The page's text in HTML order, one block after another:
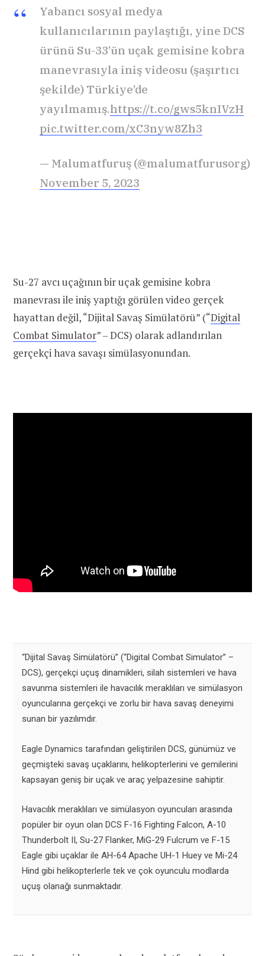
Yabancı sosyal medya
kullanıcılarının paylaştığı, yine DCS
ürünü Su-33’ün uçak gemisine kobra
manevrasıyla iniş videosu (şaşırtıcı
şekilde) Türkiye’de
yayılmamış.https://t.co/gws5knIVzH
pic.twitter.com/xC3nyw8Zh3
— Malumatfuruş (@malumatfurusorg)
November 5, 2023
Su-27 avcı uçağının bir uçak gemisine kobra
manevrası ile iniş yaptığı görülen video gerçek
hayattan değil, “Dijital Savaş Simülatörü” (“Digital
Combat Simulator” – DCS) olarak adlandırılan
gerçekçi hava savaşı simülasyonundan.
“Dijital Savaş Simülatörü” (“Digital Combat Simulator” –
DCS), gerçekçi uçuş dinamikleri, silah sistemleri ve hava
savunma sistemleri ile havacılık meraklıları ve simülasyon
oyuncularına gerçekçi ve zorlu bir hava savaş deneyimi
sunan bir yazılımdır.
Eagle Dynamics tarafından geliştirilen DCS, günümüz ve
geçmişteki savaş uçaklarını, helikopterlerini ve gemilerini
kapsayan geniş bir uçak ve araç yelpazesine sahiptir.
Havacılık meraklıları ve simülasyon oyuncuları arasında
popüler bir oyun olan DCS F-16 Fighting Falcon, A-10
Thunderbolt II, Su-27 Flanker, MiG-29 Fulcrum ve F-15
Eagle gibi uçaklar ile AH-64 Apache UH-1 Huey ve Mi-24
Hind gibi helikopterlerle tek ve çok oyunculu modlarda
uçuş olanağı sunmaktadır.